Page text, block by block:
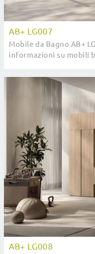
AB+ LG007
Mobile da Bagno AB+
informazioni su mobili
AB+ LG008